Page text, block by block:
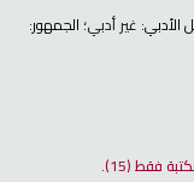
الأدبي: غير أدبي؛ الجمهور:
فقط(15).